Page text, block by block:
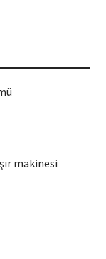
makinesi